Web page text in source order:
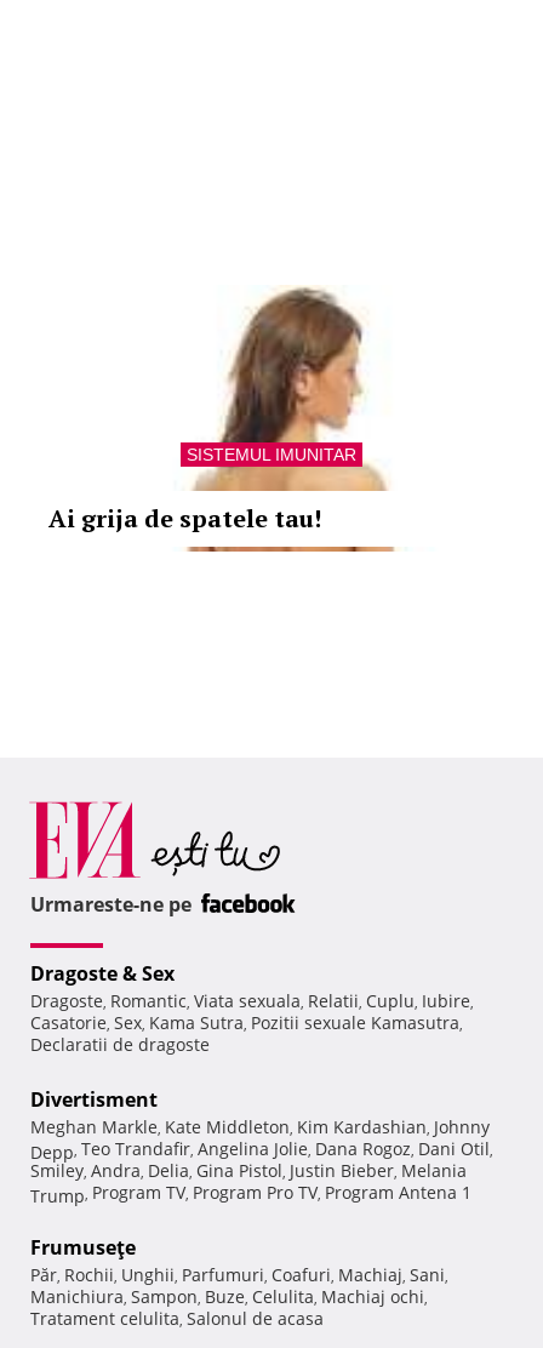
SISTEMUL IMUNITAR
Ai grija de spatele tau!
Urmareste-ne pe
Dragoste & Sex
Dragoste, Romantic, Viata sexuala, Relatii, Cuplu, Iubire,
Casatorie, Sex, Kama Sutra, Pozitii sexuale Kamasutra,
Declaratii de dragoste
Divertisment
Meghan Markle, Kate Middleton, Kim Kardashian, Johnny
Depp, Teo Trandafir, Angelina Jolie, Dana Rogoz, Dani Otil,
Smiley, Andra, Delia, Gina Pistol, Justin Bieber, Melania
Trump, Program TV, Program Pro TV, Program Antena 1
Frumuseţe
Păr, Rochii, Unghii, Parfumuri, Coafuri, Machiaj, Sani,
Manichiura, Sampon, Buze, Celulita, Machiaj ochi,
Tratament celulita, Salonul de acasa